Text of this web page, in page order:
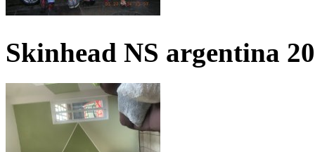
Skinhead NS argentina